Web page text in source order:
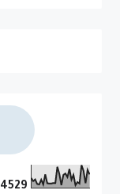
4529